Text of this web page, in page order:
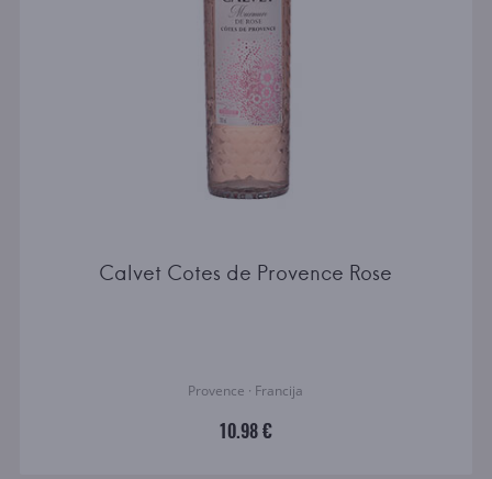
Calvet Cotes de Provence Rose
Provence · Francija
10.98 €